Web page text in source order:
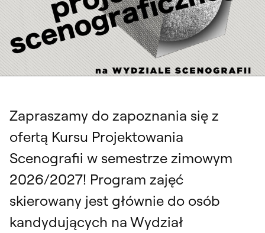
Zapraszamy do zapoznania się z
ofertą Kursu Projektowania
Scenografii w semestrze zimowym
2026/2027! Program zajęć
skierowany jest głównie do osób
kandydujących na Wydział